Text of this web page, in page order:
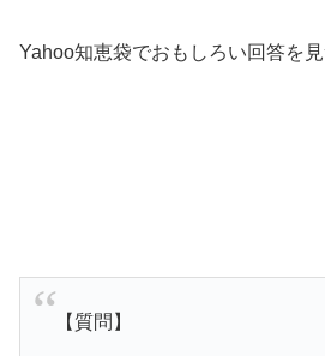
Yahoo知恵袋でおもしろい回答を見
【質問】